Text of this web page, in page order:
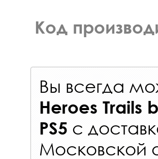
Код
Вы всегда
Heroes Trails
PS5 с
Московской